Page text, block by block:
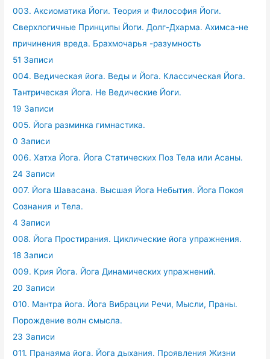
003. Аксиоматика Йоги. Теория и Философия Йоги.
Сверхлогичные Принципы Йоги. Долг-Дхарма. Ахимса-не
причинения вреда. Брахмочарья -разумность
51 Записи
004. Ведическая йога. Веды и Йога. Классическая Йога.
Тантрическая Йога. Не Ведические Йоги.
19 Записи
005. Йога разминка гимнастика.
0 Записи
006. Хатха Йога. Йога Статических Поз Тела или Асаны.
24 Записи
007. Йога Шавасана. Высшая Йога Небытия. Йога Покоя
Сознания и Тела.
4 Записи
008. Йога Простирания. Циклические йога упражнения.
18 Записи
009. Крия Йога. Йога Динамических упражнений.
20 Записи
010. Мантра йога. Йога Вибрации Речи, Мысли, Праны.
Порождение волн смысла.
23 Записи
011. Пранаяма йога. Йога дыхания. Проявления Жизни